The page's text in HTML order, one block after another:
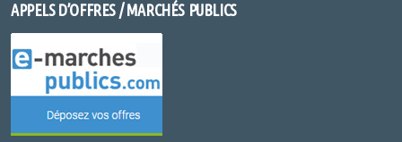
APPELS D’OFFRES / MARCHÉS PUBLICS